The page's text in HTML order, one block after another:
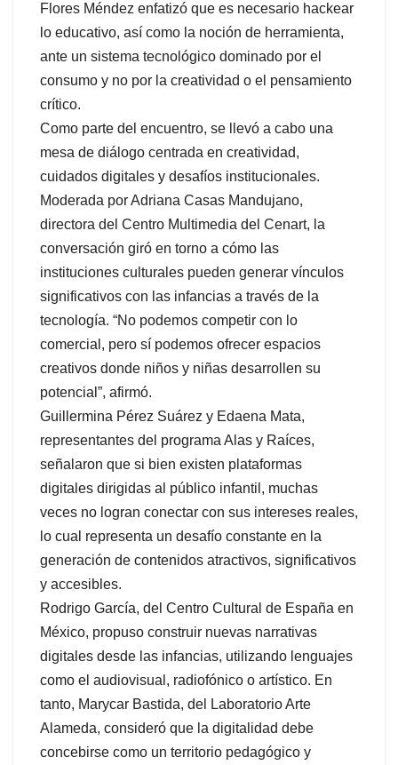
Flores Méndez enfatizó que es necesario hackear
lo educativo, así como la noción de herramienta,
ante un sistema tecnológico dominado por el
consumo y no por la creatividad o el pensamiento
crítico.
Como parte del encuentro, se llevó a cabo una
mesa de diálogo centrada en creatividad,
cuidados digitales y desafíos institucionales.
Moderada por Adriana Casas Mandujano,
directora del Centro Multimedia del Cenart, la
conversación giró en torno a cómo las
instituciones culturales pueden generar vínculos
significativos con las infancias a través de la
tecnología. “No podemos competir con lo
comercial, pero sí podemos ofrecer espacios
creativos donde niños y niñas desarrollen su
potencial”, afirmó.
Guillermina Pérez Suárez y Edaena Mata,
representantes del programa Alas y Raíces,
señalaron que si bien existen plataformas
digitales dirigidas al público infantil, muchas
veces no logran conectar con sus intereses reales,
lo cual representa un desafío constante en la
generación de contenidos atractivos, significativos
y accesibles.
Rodrigo García, del Centro Cultural de España en
México, propuso construir nuevas narrativas
digitales desde las infancias, utilizando lenguajes
como el audiovisual, radiofónico o artístico. En
tanto, Marycar Bastida, del Laboratorio Arte
Alameda, consideró que la digitalidad debe
concebirse como un territorio pedagógico y